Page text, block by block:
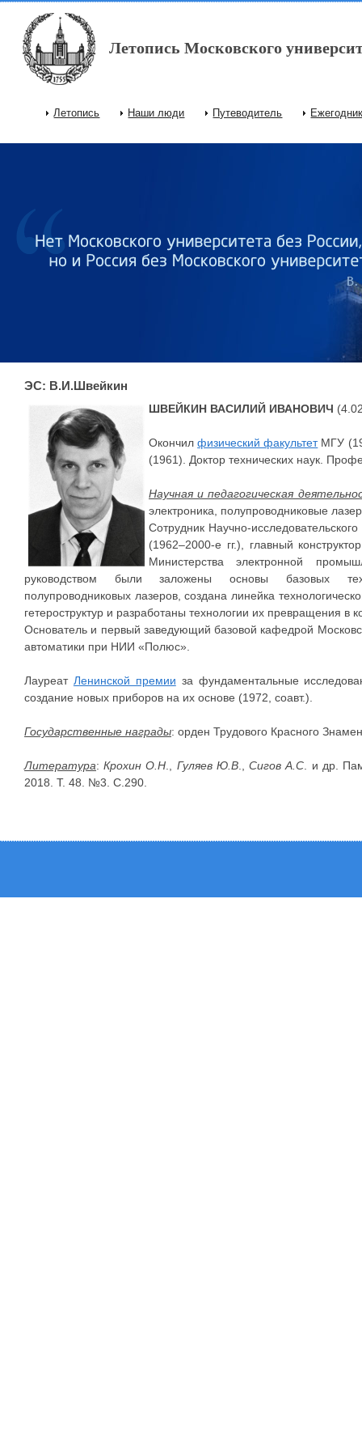
Перейти к основному содержанию
Летопись Московского
Главное меню
Летопись Наши люди Путеводитель
ЭС: В.И.Швейкин
ШВЕЙКИН ВАСИЛИЙ ИВАНОВИЧ
Окончилфизический факультетМГУ
(1961). Доктор технических наук.
Научная и педагогическая
электроника, полупроводниковые
Сотрудник Научно-
(1962–2000-е гг.), главный
Министерства электронной
руководством были заложены основы базовых
полупроводниковых лазеров, создана линейка
гетероструктур и разработаны технологии их превращения в
Основатель и первый заведующий базовой кафедрой
автоматики при НИИ «Полюс».
Лауреат Ленинской премии за фундаментальные
создание новых приборов на их основе (1972, соавт.).
Государственные награды: орден Трудового Красного
Литература:Крохин О.Н Гуляев Ю.В .,Сигов А.С . и др.
2018. Т. 48. №3. С.290.